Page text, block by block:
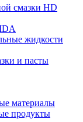
смазки HD
жидкости
и пасты
материалы
продукты